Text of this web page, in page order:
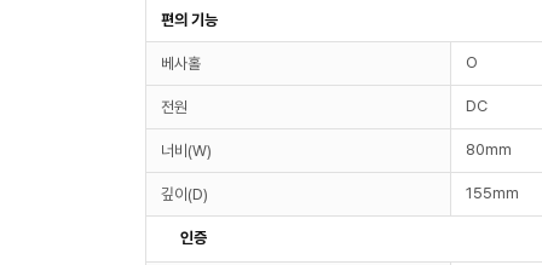
편의 기능
베사홀 O
전원 DC
너비(W) 80mm
깊이(D) 155mm
인증